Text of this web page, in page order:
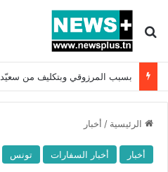
بحث عن
عاجل: معين الشعباني مدربا
الرئيسية / أخبار
أخبار أخبار السفارات تونس